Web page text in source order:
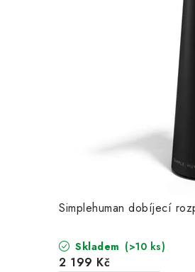
Simplehuman dobíjecí
Skladem (>10 ks)
2 199 Kč